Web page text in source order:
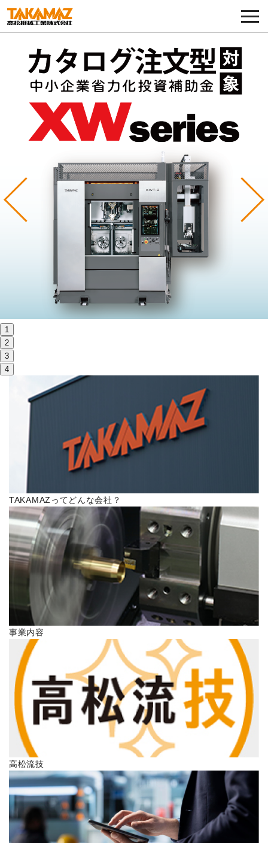
各種お問い合わせ・部品注文
採用に関してはこちらから
企業情報
展示会・イベント
コラム
製品ラインナップ
サステナビリティ
お問い合わせ
高松流技
ご利用に際して
当社のセキュリティへの取り組み
プライバシーポリシー
ENGLISH
Previous
1
2
3
4
TAKAMAZってどんな会社？
事業内容
高松流技